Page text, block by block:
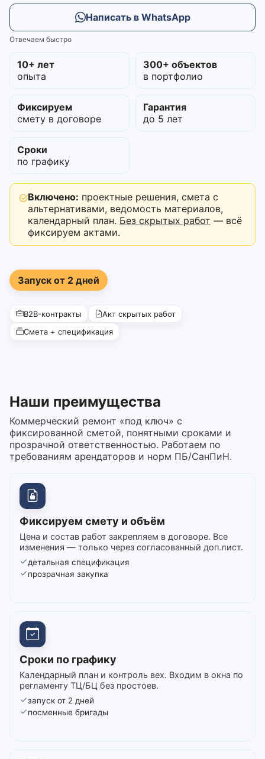
Написать в WhatsApp
Отвечаем быстро
10+ лет
опыта
300+ объектов
в портфолио
Фиксируем
смету в договоре
Гарантия
до 5 лет
Сроки
по графику
Включено: проектные решения, смета с
альтернативами, ведомость материалов,
календарный план. Без скрытых работ — всё
фиксируем актами.
Запуск от 2 дней
B2B-контракты
Акт скрытых работ
Смета + спецификация
Наши преимущества
Коммерческий ремонт «под ключ» с
фиксированной сметой, понятными сроками и
прозрачной ответственностью. Работаем по
требованиям арендаторов и норм ПБ/СанПиН.
Фиксируем смету и объём
Цена и состав работ закрепляем в договоре. Все
изменения — только через согласованный доп.лист.
детальная спецификация
прозрачная закупка
Сроки по графику
Календарный план и контроль вех. Входим в окна по
регламенту ТЦ/БЦ без простоев.
запуск от 2 дней
посменные бригады